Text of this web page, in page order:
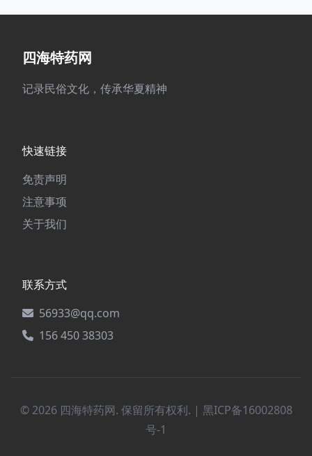
四海特药网
记录民俗文化，传承华夏精神
快速链接
免责声明
注意事项
关于我们
联系方式
56933@qq.com
156 450 38303
© 2026 四海特药网. 保留所有权利. | 黑ICP备16002808
号-1